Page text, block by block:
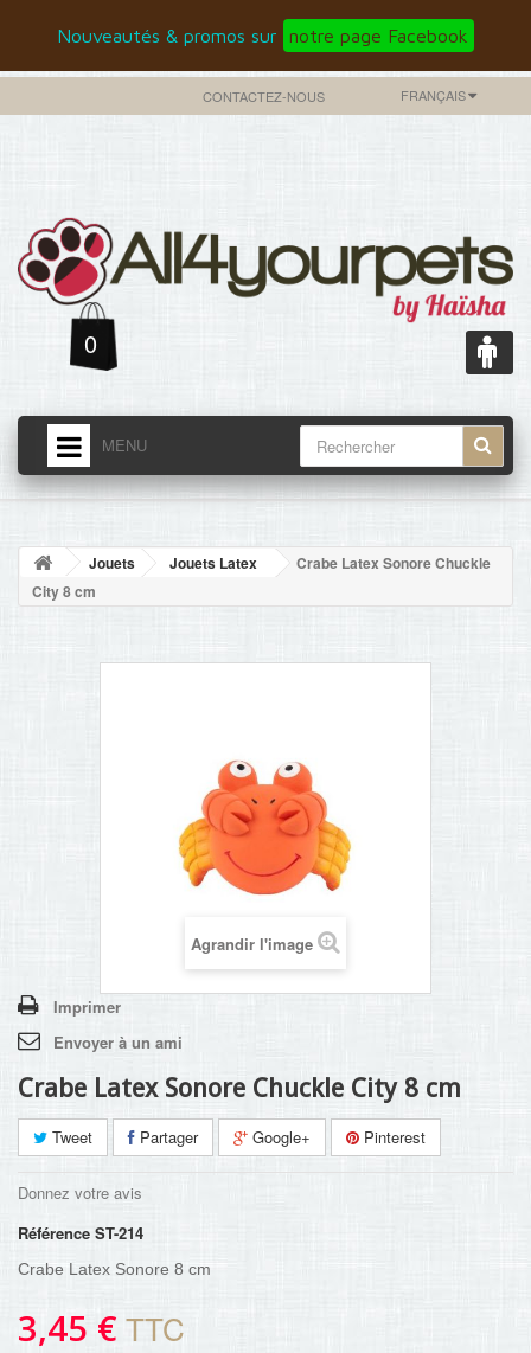
Nouveautés & promos sur notre page Facebook
FRANÇAIS
CONTACTEZ-NOUS
0
MENU
ACCUEIL
NOUVELLES
ACCUEIL
Jouets Jouets Latex
Crabe Latex Sonore Chuckle
City 8 cm
Agrandir l'image
Imprimer
Envoyer à un ami
Crabe Latex Sonore Chuckle City 8 cm
Tweet Partager Google+ Pinterest
Donnez votre avis
Référence ST-214
Crabe Latex Sonore 8 cm
3,45 € TTC